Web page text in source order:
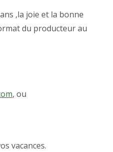
,la joie et la bonne
du producteur au
, ou
vacances.